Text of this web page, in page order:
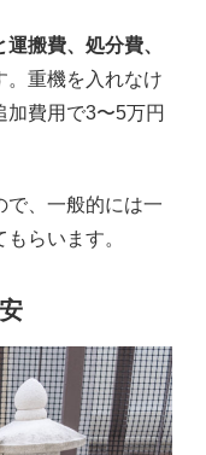
搬費、処分費、
。重機を入れなけ
費用で3〜5万円
で、一般的には一
らいます。